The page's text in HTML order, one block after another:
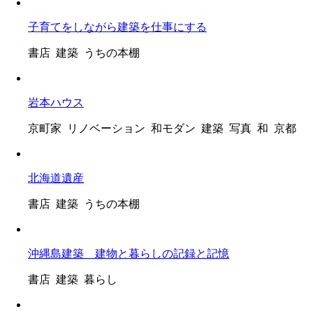
子育てをしながら建築を仕事にする
書店 建築 うちの本棚
岩本ハウス
京町家 リノベーション 和モダン 建築 写真 和 京都
北海道遺産
書店 建築 うちの本棚
沖縄島建築 建物と暮らしの記録と記憶
書店 建築 暮らし